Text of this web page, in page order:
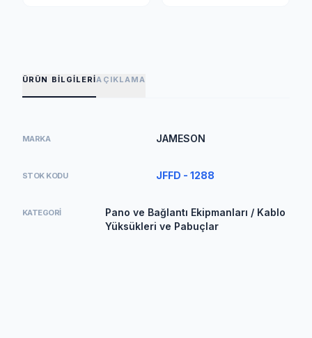
ÜRÜN BILGILERIAÇIKLAMA
MARKA JAMESON
STOK KODU JFFD - 1288
KATEGORI
Pano ve Bağlantı Ekipmanları / Kablo
Yüksükleri ve Pabuçlar